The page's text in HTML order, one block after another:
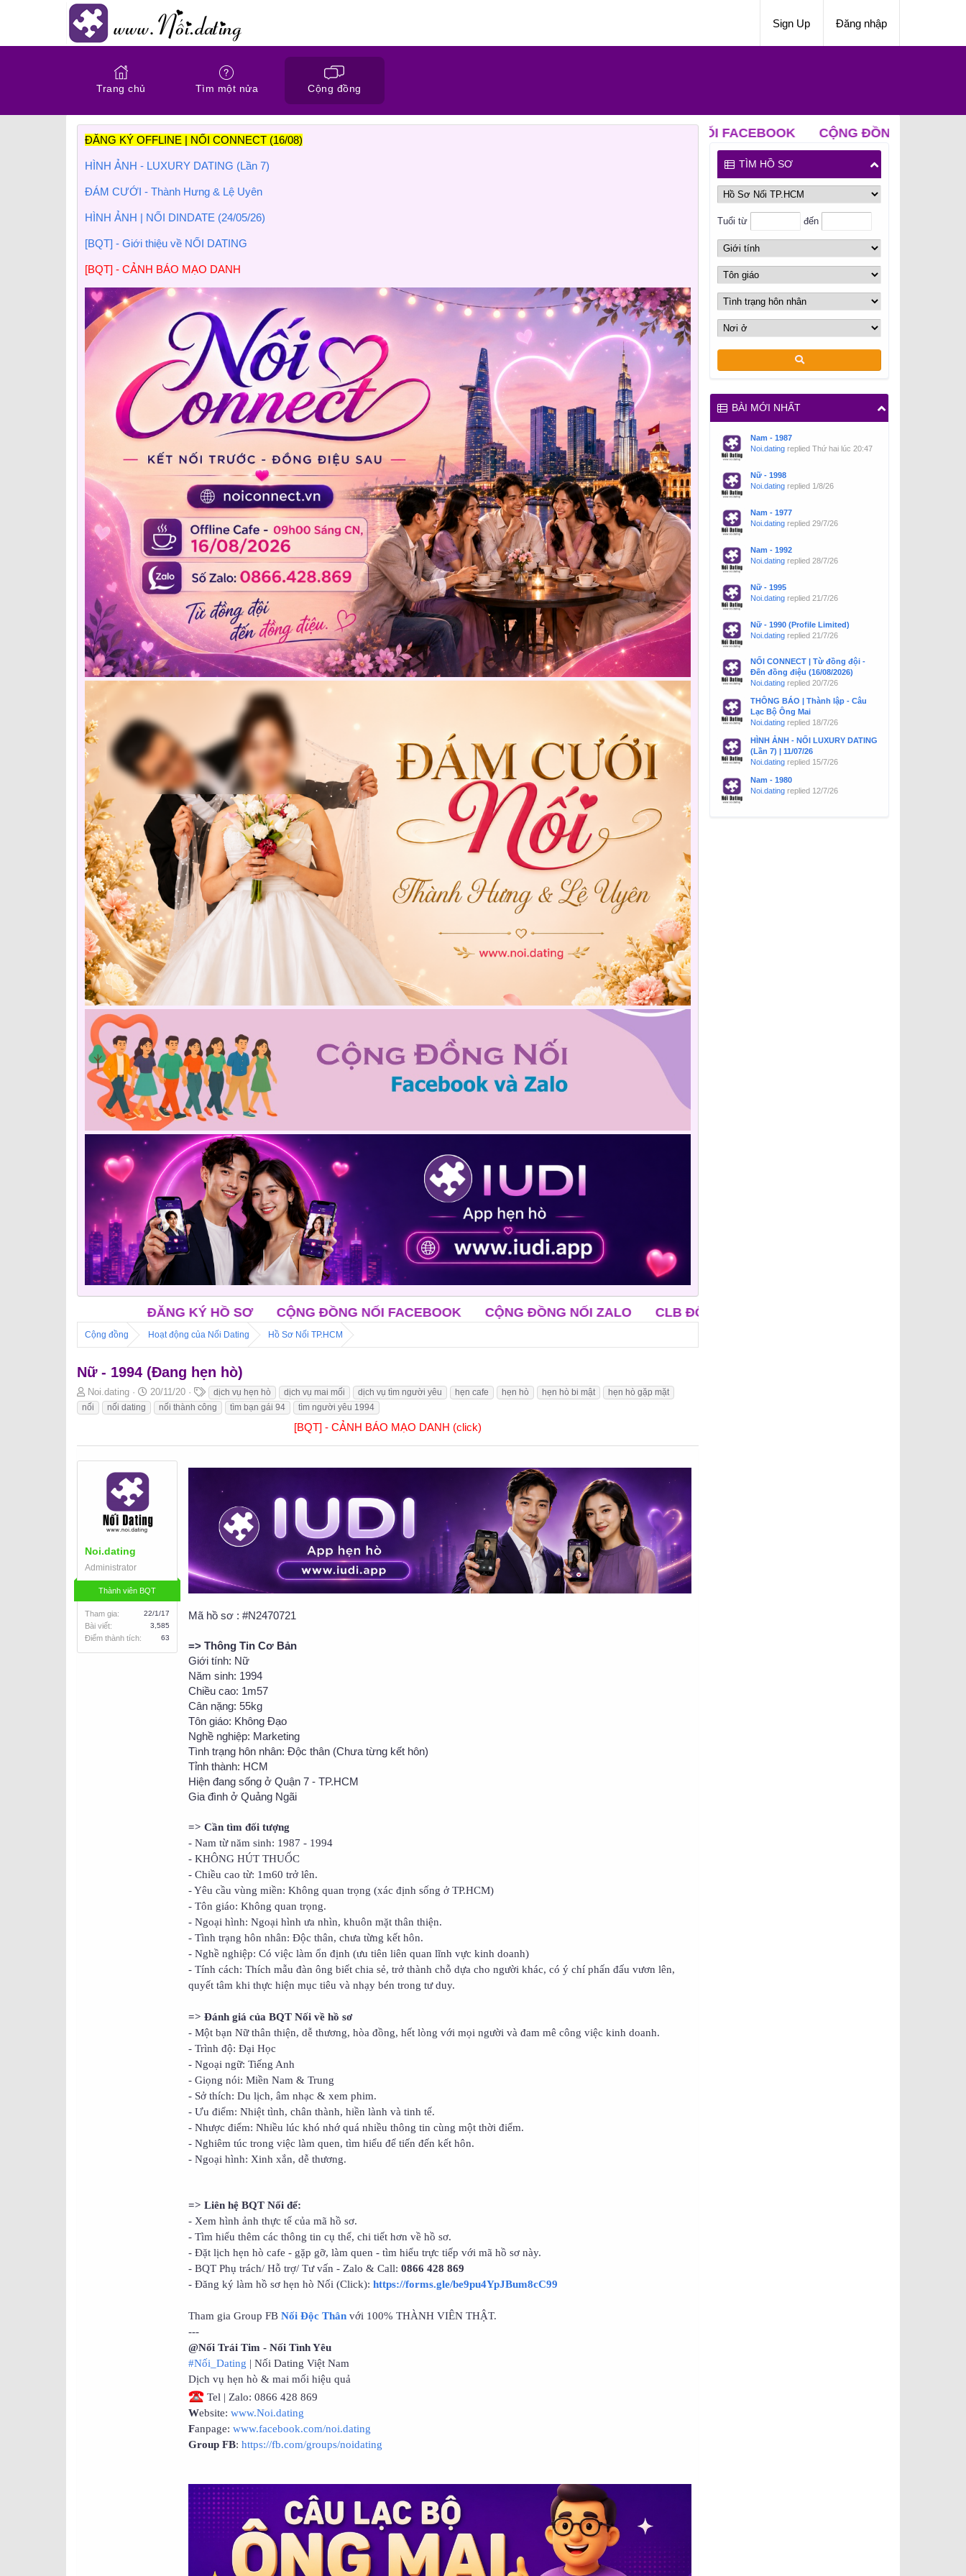
Sign Up Đăng nhập
Trang chủ Tìm một nửa Cộng đồng
ĐĂNG KÝ OFFLINE | NỐI CONNECT (16/08)
HÌNH ẢNH - LUXURY DATING (Lần 7)
ĐÁM CƯỚI - Thành Hưng & Lệ Uyên
HÌNH ẢNH | NỐI DINDATE (24/05/26)
[BQT] - Giới thiệu về NỐI DATING
[BQT] - CẢNH BÁO MẠO DANH
CỘNG ĐỒNG NỐI FACEBOOK CỘNG ĐỒNG NỐI ZALO CLB ĐỘC THÂN TRUNG NIÊN
Cộng đồng Hoạt động của Nối Dating Hồ Sơ Nối TP.HCM
Nữ - 1994 (Đang hẹn hò)
B
ắ
t
ầ
Noi.dating
N
g
à
b
20/11/20
h
ẻ
dịch vụ hẹn hò dịch vụ mai mối dịch vụ tìm người yêu hẹn cafe hẹn hò hẹn hò bi mật
hẹn hò gặp mặt
nối
nối dating nối thành công tìm bạn gái 94 tìm người yêu 1994
[BQT] - CẢNH BÁO MẠO DANH (click)
Noi.dating
Administrator
Thành viên BQT
Tham gia 22/1/17
Bài viết 3,585
Điểm thành tích 63
Mã hồ sơ : #N2470721
=> Thông Tin Cơ Bản
Giới tính: Nữ
Năm sinh: 1994
Chiều cao: 1m57
Cân nặng: 55kg
Tôn giáo: Không Đạo
Nghề nghiệp: Marketing
Tình trạng hôn nhân: Độc thân (Chưa từng kết hôn)
Tỉnh thành: HCM
Hiện đang sống ở Quận 7 - TP.HCM
Gia đình ở Quảng Ngãi
=> Cần tìm đối tượng
- Nam từ năm sinh: 1987 - 1994
- KHÔNG HÚT THUỐC
- Chiều cao từ: 1m60 trở lên.
- Yêu cầu vùng miền: Không quan trọng (xác định sống ở TP.HCM)
- Tôn giáo: Không quan trọng.
- Ngoại hình: Ngoại hình ưa nhìn, khuôn mặt thân thiện.
- Tình trạng hôn nhân: Độc thân, chưa từng kết hôn.
- Nghề nghiệp: Có việc làm ổn định (ưu tiên liên quan lĩnh vực kinh doanh)
- Tính cách: Thích mẫu đàn ông biết chia sẻ, trở thành chỗ dựa cho người khác, có ý chí phấn đấu vươn lên,
quyết tâm khi thực hiện mục tiêu và nhạy bén trong tư duy.
=> Đánh giá của BQT Nối về hồ sơ
- Một bạn Nữ thân thiện, dễ thương, hòa đồng, hết lòng với mọi người và đam mê công việc kinh doanh.
- Trình độ: Đại Học
- Ngoại ngữ: Tiếng Anh
- Giọng nói: Miền Nam & Trung
- Sở thích: Du lịch, âm nhạc & xem phim.
- Ưu điểm: Nhiệt tình, chân thành, hiền lành và tinh tế.
- Nhược điểm: Nhiều lúc khó nhớ quá nhiều thông tin cùng một thời điểm.
- Nghiêm túc trong việc làm quen, tìm hiểu để tiến đến kết hôn.
- Ngoại hình: Xinh xắn, dễ thương.
=> Liên hệ BQT Nối để:
- Xem hình ảnh thực tế của mã hồ sơ.
- Tìm hiểu thêm các thông tin cụ thể, chi tiết hơn về hồ sơ.
- Đặt lịch hẹn hò cafe - gặp gỡ, làm quen - tìm hiểu trực tiếp với mã hồ sơ này.
- BQT Phụ trách/ Hỗ trợ/ Tư vấn - Zalo & Call: 0866 428 869
- Đăng ký làm hồ sơ hẹn hò Nối (Click): https://forms.gle/be9pu4YpJBum8cC99
Tham gia Group FB Nối Độc Thân với 100% THÀNH VIÊN THẬT.
---
@Nối Trái Tim - Nối Tình Yêu
#Nối_Dating | Nối Dating Việt Nam
Dịch vụ hẹn hò & mai mối hiệu quả
Tel | Zalo: 0866 428 869
Website: www.Noi.dating
Fanpage: www.facebook.com/noi.dating
Group FB: https://fb.com/groups/noidating
CỘNG ĐỒNG NỐI ZALO
TÌM HỒ SƠ
Tuổi từ đến
BÀI MỚI NHẤT
Nam - 1987
Noi.dating replied Thứ hai lúc 20:47
Nữ - 1998
Noi.dating replied 1/8/26
Nam - 1977
Noi.dating replied 29/7/26
Nam - 1992
Noi.dating replied 28/7/26
Nữ - 1995
Noi.dating replied 21/7/26
Nữ - 1990 (Profile Limited)
Noi.dating replied 21/7/26
NỐI CONNECT | Từ đồng đội -
Đến đồng điệu (16/08/2026)
Noi.dating replied 20/7/26
THÔNG BÁO | Thành lập - Câu
Lạc Bộ Ông Mai
Noi.dating replied 18/7/26
HÌNH ẢNH - NỐI LUXURY DATING
(Lần 7) | 11/07/26
Noi.dating replied 15/7/26
Nam - 1980
Noi.dating replied 12/7/26